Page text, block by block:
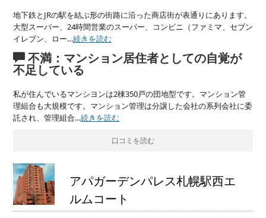
地下鉄とJRの駅を結ぶ形の街路に沿った商店街が表通りにあります。
大型スーパー、24時間営業のスーパー、コンビニ（ファミマ、セブン
イレブン、ロー…続きを読む
不満：マンション居住者としての自覚が
不足している
私が住んでいるマンシヨンは2棟350戸の団地型です。マンション管
理組合も大規模です。マンション管理は分譲した会社の系列会社に委
託され、管理組合…続きを読む
口コミを読む
アパガーデンパレス札幌駅西エ
ルムコート